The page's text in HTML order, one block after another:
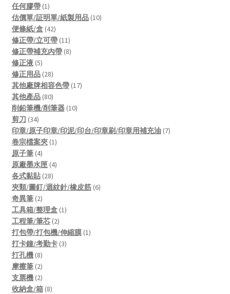
product
任何膠帶 11
product
估價單/証明單/紙製用品 1010
便條紙/盒 4242
products
修正帶/立可帶 1111
products
修正帶補充內帶 88
修正液 55
products
修正用品 2828
products
其他廠牌相容色帶 1717
其他產品 8080
products
削鉛筆機/削筆器 1010
剪刀 3434
products
印章/原子印章/印泥/印台/印章刷/印章用補充油 77
卷宗檔案夾 11
原子筆 44
products
原廠墨水匣 44
各式黏貼 2828
products
夾類/圖釘/迴紋針/橡皮筋 66
奇異筆 22
products
工具箱/整理盒 11
工程筆/筆芯 22
products
打包帶/打包機/伸縮膜 11
打卡鐘/考勤卡 33
打孔機 88
products
摩擦筆 22
products
支票機 22
products
收納盒/箱 88